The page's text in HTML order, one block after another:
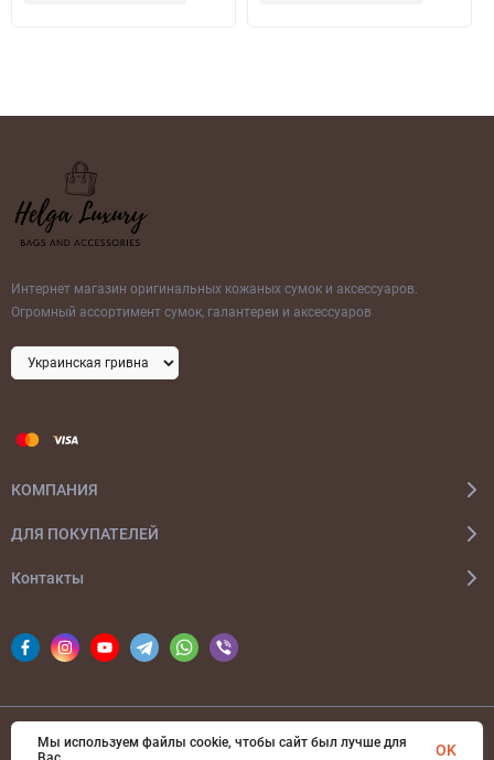
Интернет магазин оригинальных кожаных сумок и аксессуаров.
Огромный ассортимент сумок, галантереи и аксессуаров
КОМПАНИЯ
ДЛЯ ПОКУПАТЕЛЕЙ
Контакты
© 2026 bags-ua.com Все права защищены
Мы используем файлы cookie, чтобы сайт был лучше для
OK